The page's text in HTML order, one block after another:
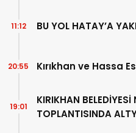
BU YOL HATAY’A
11:12
Kırıkhan ve Hassa
20:55
KIRIKHAN
TOPLANTISINDA
19:01